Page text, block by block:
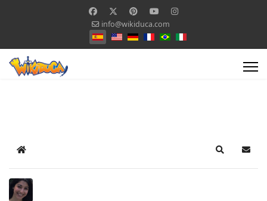
info@wikiduca.com
Seleccione su idioma
Home Search